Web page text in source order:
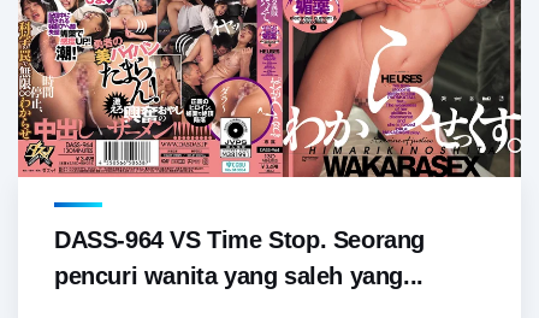
DASS-964 VS Time Stop. Seorang
pencuri wanita yang saleh yang...